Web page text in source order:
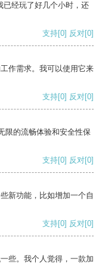
已经玩了好几个小时，还
支持[0] 反对[0]
作需求。我可以使用它来
支持[0] 反对[0]
限的流畅体验和安全性保
支持[0] 反对[0]
新功能，比如增加一个自
支持[0] 反对[0]
些。我个人觉得，一款加